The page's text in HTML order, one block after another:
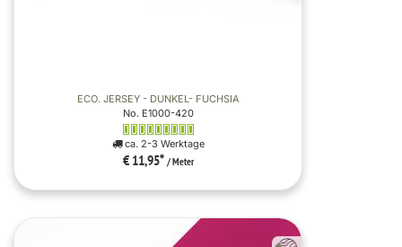
ECO. JERSEY - DUNKEL- FUCHSIA
No. E1000-420
ca. 2-3 Werktage
€ 11,95* / Meter